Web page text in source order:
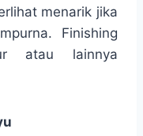
menarik jika
Finishing
atau lainnya